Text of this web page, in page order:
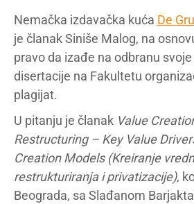
Nemačka izdavačka kuća De
je članak Siniše Malog, na
pravo da izađe na odbranu
disertacije na Fakultetu
plagijat.
U pitanju je članak Value
Restructuring – Key Value
Creation Models (Kreiranje
restrukturiranja i privatizacije),
Beograda, sa Slađanom